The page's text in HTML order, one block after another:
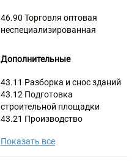
46.90 Торговля оптовая
неспециализированная
Дополнительные
43.11 Разборка и снос зданий
43.12 Подготовка
строительной площадки
43.21 Производство
43.29 Производство прочих
Показать все